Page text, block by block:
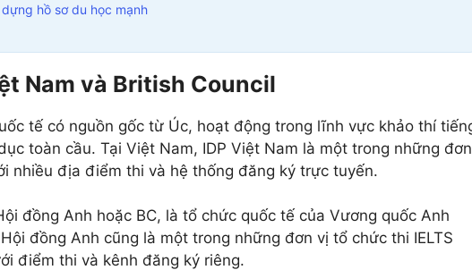
hồ sơ du học mạnh
Nam và British Council
tế có nguồn gốc từ Úc, hoạt động trong lĩnh vực khảo thí
toàn cầu. Tại Việt Nam, IDP Việt Nam là một trong những đơn
nhiều địa điểm thi và hệ thống đăng ký trực tuyến.
đồng Anh hoặc BC, là tổ chức quốc tế của Vương quốc Anh
đồng Anh cũng là một trong những đơn vị tổ chức thi IELTS
điểm thi và kênh đăng ký riêng.